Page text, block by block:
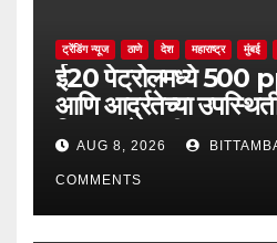
ट्रेंडिंग न्यूज ठाणे देश महाराष्ट्र मुंबई
ई20 पेट्रोलमध्ये 500
आणि आर्द्रतेच्या
सिद्ध झाले नाहीत
AUG 8, 2026
COMMENTS